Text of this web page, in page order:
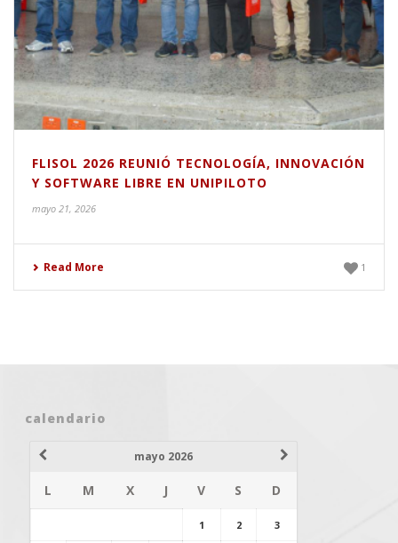
FLISOL 2026 REUNIÓ TECNOLOGÍA, INNOVACIÓN
Y SOFTWARE LIBRE EN UNIPILOTO
mayo 21, 2026
Read More 1
calendario
mayo 2026
L M X J V S D
1 2 3